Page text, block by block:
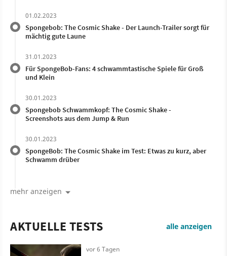
01.02.2023
Spongebob: The Cosmic Shake - Der Launch-Trailer sorgt für
mächtig gute Laune
31.01.2023
Für SpongeBob-Fans: 4 schwammtastische Spiele für Groß
und Klein
30.01.2023
Spongebob Schwammkopf: The Cosmic Shake -
Screenshots aus dem Jump & Run
30.01.2023
SpongeBob: The Cosmic Shake im Test: Etwas zu kurz, aber
Schwamm drüber
mehr anzeigen
AKTUELLE TESTS alle anzeigen
vor 6 Tagen